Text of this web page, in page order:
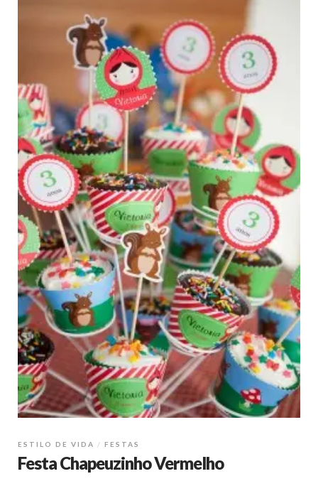
ESTILO DE VIDA FESTAS
Festa Chapeuzinho Vermelho